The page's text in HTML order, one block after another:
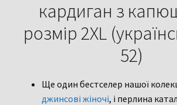
кардиган з
розмір 2XL
52)
Ще один бестселер нашої
джинсові жіночі, і перлина